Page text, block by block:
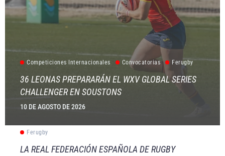
Competiciones Internacionales Convocatorias Ferugby
36 LEONAS PREPARARÁN EL WXV GLOBAL SERIES
CHALLENGER EN SOUSTONS
10 DE AGOSTO DE 2026
Ferugby
LA REAL FEDERACIÓN ESPAÑOLA DE RUGBY